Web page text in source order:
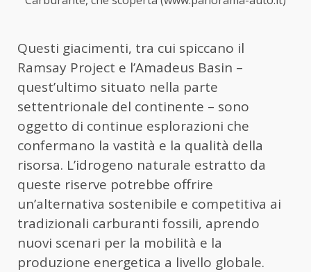
Questi giacimenti, tra cui spiccano il
Ramsay Project e l’Amadeus Basin –
quest’ultimo situato nella parte
settentrionale del continente – sono
oggetto di continue esplorazioni che
confermano la vastità e la qualità della
risorsa. L’idrogeno naturale estratto da
queste riserve potrebbe offrire
un’alternativa sostenibile e competitiva ai
tradizionali carburanti fossili, aprendo
nuovi scenari per la mobilità e la
produzione energetica a livello globale.